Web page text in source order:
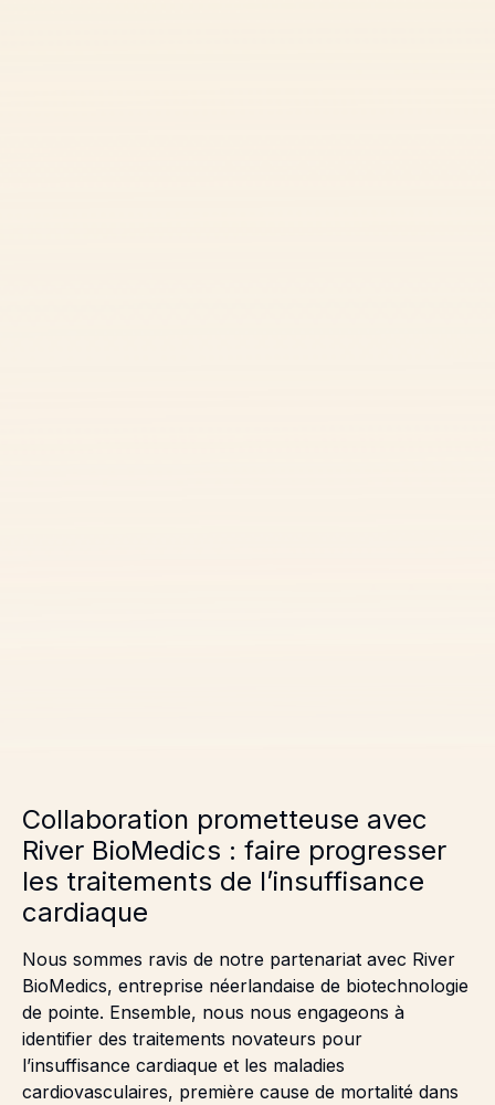
Collaboration prometteuse avec
River BioMedics : faire progresser
les traitements de l’insuffisance
cardiaque
Nous sommes ravis de notre partenariat avec River
BioMedics, entreprise néerlandaise de biotechnologie
de pointe. Ensemble, nous nous engageons à
identifier des traitements novateurs pour
l’insuffisance cardiaque et les maladies
cardiovasculaires, première cause de mortalité dans